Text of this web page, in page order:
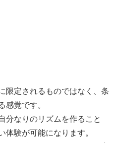
限定されるものではなく、条
感覚です。
分なりのリズムを作ること
体験が可能になります。